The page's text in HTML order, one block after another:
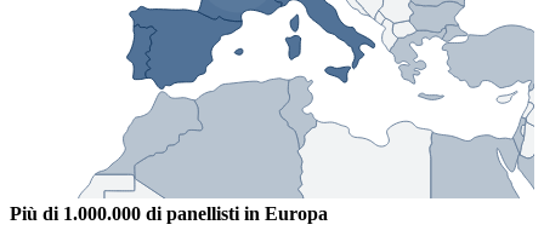
Più di 1.000.000 di panellisti in Europa